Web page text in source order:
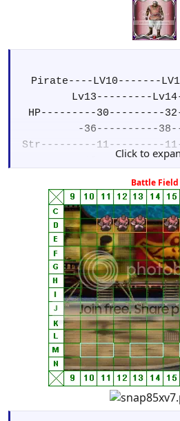
Pirate----LV10-------
Lv13---------
HP---------30---------
-36----------
Str---------11---------
-13----------
Skl---------10----------
-13----------
Agi---------9----------
--13----------
Def---------7----------
-9-----------
Mag--------4----------
-5-----------
Luck--------2----------
-4-----------
Move: 4
Skill: Sea Mastery: Tăng
Weapon--Hand Axe--Iron
Axe--Silver Axe--
Click to
Battle Field